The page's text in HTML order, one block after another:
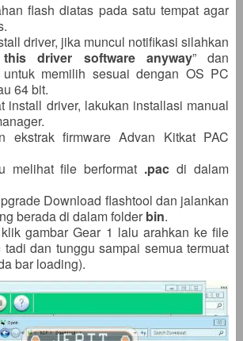
flash diatas pada satu tempat agar
driver, jika muncul notifikasi silahkan
driver software anyway” dan
memilih sesuai dengan OS PC
64 bit.
install driver, lakukan installasi manual
ekstrak firmware Advan Kitkat PAC
melihat file berformat .pacdi dalam
Download flashtool dan jalankan
berada di dalam folder bin.
gambar Gear 1 lalu arahkan ke file
tadi dan tunggu sampai semua termuat
bar loading).